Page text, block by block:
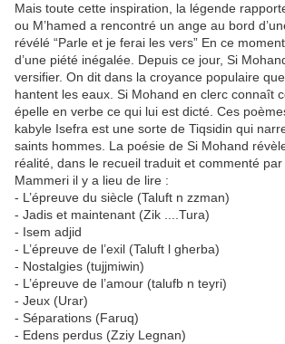
Mais toute cette inspiration, la légende
ou M’hamed a rencontré un ange au bord
révélé “Parle et je ferai les vers” En ce
d’une piété inégalée. Depuis ce jour, Si
versifier. On dit dans la croyance populaire
hantent les eaux. Si Mohand en clerc connaît
épelle en verbe ce qui lui est dicté. Ces
kabyle Isefra est une sorte de Tiqsidin qui
saints hommes. La poésie de Si Mohand
réalité, dans le recueil traduit et commenté par
Mammeri il y a lieu de lire :
- L’épreuve du siècle (Taluft n zzman)
- Jadis et maintenant (Zik ....Tura)
- Isem adjid
- L’épreuve de l’exil (Taluft l gherba)
- Nostalgies (tujjmiwin)
- L’épreuve de l’amour (talufb n teyri)
- Jeux (Urar)
- Séparations (Faruq)
- Edens perdus (Zziy Legnan)